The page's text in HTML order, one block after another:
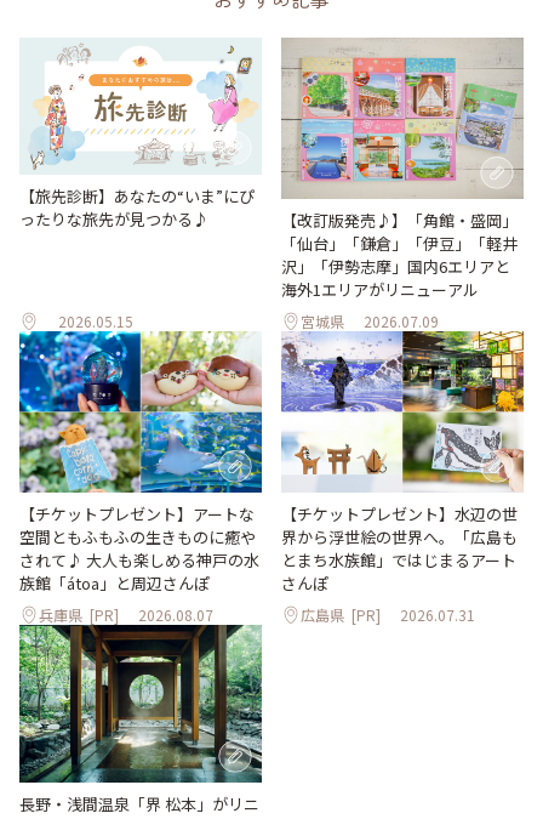
【旅先診断】あなたの“いま”にぴ
ったりな旅先が見つかる♪
2026.05.15
【改訂版発売♪】「角館・盛岡」
「仙台」「鎌倉」「伊豆」「軽井
沢」「伊勢志摩」国内6エリアと
海外1エリアがリニューアル
宮城県 2026.07.09
【チケットプレゼント】アートな
空間ともふもふの生きものに癒や
されて♪ 大人も楽しめる神戸の水
族館「átoa」と周辺さんぽ
兵庫県 [PR] 2026.08.07
【チケットプレゼント】水辺の世
界から浮世絵の世界へ。「広島も
とまち水族館」ではじまるアート
さんぽ
広島県 [PR] 2026.07.31
長野・浅間温泉「界 松本」がリニ